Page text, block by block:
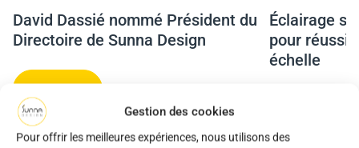
Gestion des cookies
Pour offrir les meilleures expériences, nous utilisons des
David Dassié nommé Président du
Directoire de Sunna Design
Éclairage
pour
échelle